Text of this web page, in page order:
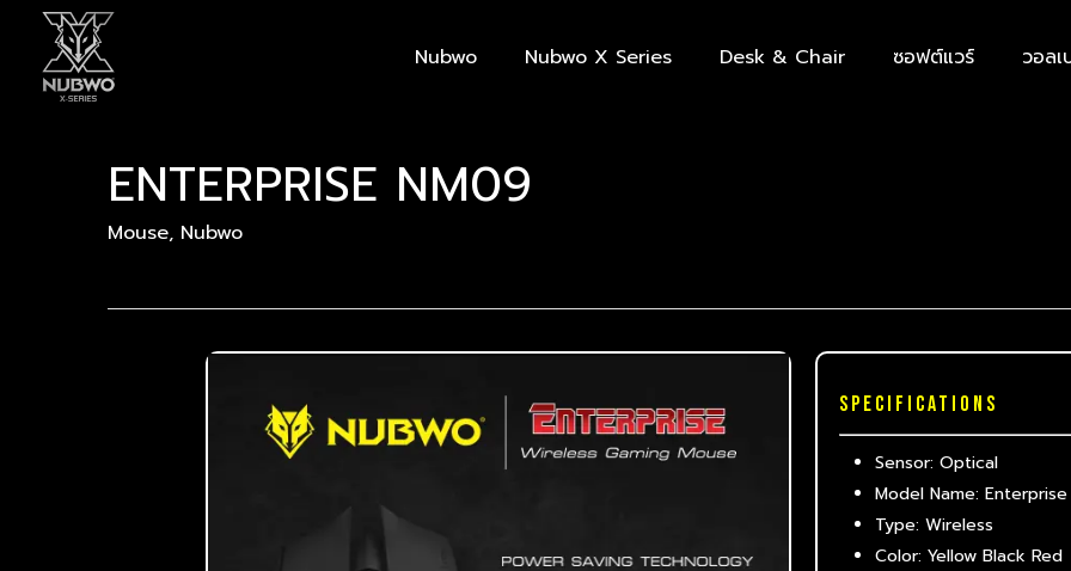
content
Nubwo Nubwo X Series Desk & Chair ซอฟต์แวร์ วอลเ
ENTERPRISE NM09
Mouse, Nubwo
SPECIFICATIONS
Sensor: Optical
Model Name: Enterprise
Type: Wireless
Color: Yellow Black Red